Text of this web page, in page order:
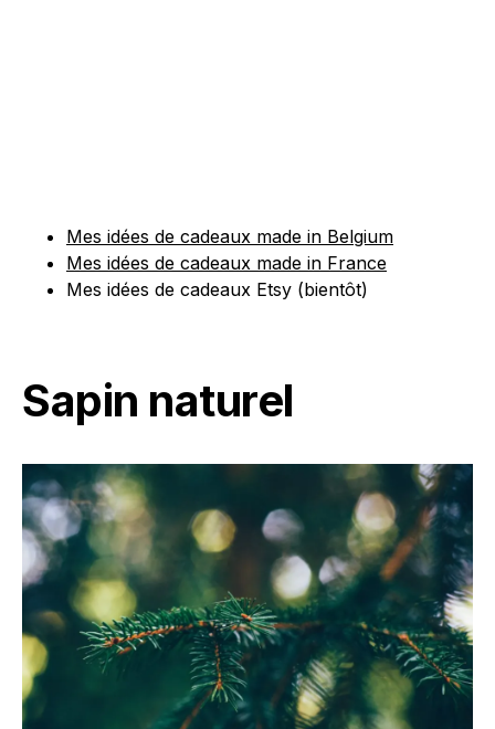
Mes idées de cadeaux made in Belgium
Mes idées de cadeaux made in France
Mes idées de cadeaux Etsy (bientôt)
Sapin naturel